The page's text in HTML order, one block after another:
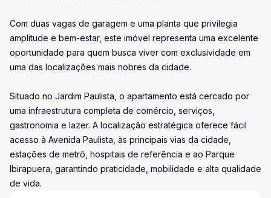
Com duas vagas de garagem e uma planta que privilegia
amplitude e bem-estar, este imóvel representa uma excelente
oportunidade para quem busca viver com exclusividade em
uma das localizações mais nobres da cidade.
Situado no Jardim Paulista, o apartamento está cercado por
uma infraestrutura completa de comércio, serviços,
gastronomia e lazer. A localização estratégica oferece fácil
acesso à Avenida Paulista, às principais vias da cidade,
estações de metrô, hospitais de referência e ao Parque
Ibirapuera, garantindo praticidade, mobilidade e alta qualidade
de vida.